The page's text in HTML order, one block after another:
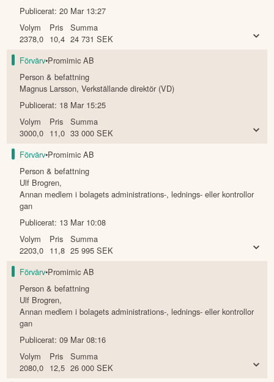
Publicerat:20 Mar 13:27
Volym
2378,0
Pris
10,4
Summa
24 731 SEK
Förvärv•Promimic AB
Person & befattning
Magnus Larsson,Verkställande direktör (VD)
Publicerat: 18 Mar 15:25
Volym
3000,0
Pris
11,0
Summa
33 000 SEK
Förvärv•Promimic AB
Person & befattning
Ulf Brogren,
Annan medlem i bolagets administrations-, lednings- eller kontrollor
gan
Publicerat: 13 Mar 10:08
Volym
2203,0
Pris
11,8
Summa
25 995 SEK
Förvärv•Promimic AB
Person & befattning
Ulf Brogren,
Annan medlem i bolagets administrations-, lednings- eller kontrollor
gan
Publicerat:09 Mar 08:16
Volym
2080,0
Pris
12,5
Summa
26 000 SEK